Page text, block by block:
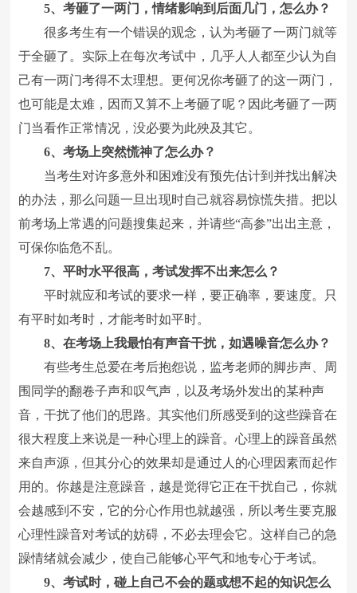
5、考砸了一两门，情绪影响到后面几门，怎么办？
很多考生有一个错误的观念，认为考砸了一两门就等
于全砸了。实际上在每次考试中，几乎人人都至少认为自
己有一两门考得不太理想。更何况你考砸了的这一两门，
也可能是太难，因而又算不上考砸了呢？因此考砸了一两
门当看作正常情况，没必要为此殃及其它。
6、考场上突然慌神了怎么办？
当考生对许多意外和困难没有预先估计到并找出解决
的办法，那么问题一旦出现时自己就容易惊慌失措。把以
前考场上常遇的问题搜集起来，并请些“高参”出出主意，
可保你临危不乱。
7、平时水平很高，考试发挥不出来怎么？
平时就应和考试的要求一样，要正确率，要速度。只
有平时如考时，才能考时如平时。
8、在考场上我最怕有声音干扰，如遇噪音怎么办？
有些考生总爱在考后抱怨说，监考老师的脚步声、周
围同学的翻卷子声和叹气声，以及考场外发出的某种声
音，干扰了他们的思路。其实他们所感受到的这些躁音在
很大程度上来说是一种心理上的躁音。心理上的躁音虽然
来自声源，但其分心的效果却是通过人的心理因素而起作
用的。你越是注意躁音，越是觉得它正在干扰自己，你就
会越感到不安，它的分心作用也就越强，所以考生要克服
心理性躁音对考试的妨碍，不必去理会它。这样自己的急
躁情绪就会减少，使自己能够心平气和地专心于考试。
9、考试时，碰上自己不会的题或想不起的知识怎么